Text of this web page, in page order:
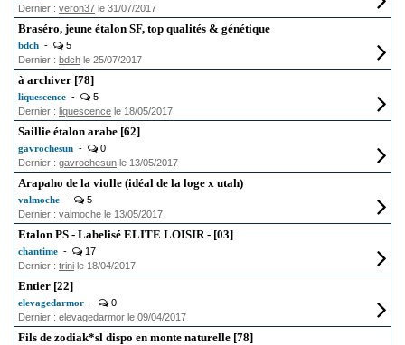
Dernier : veron37 le 31/07/2017
Braséro, jeune étalon SF, top qualités & génétique
bdch -
5
Dernier : bdch le 25/07/2017
à archiver [78]
liquescence -
5
Dernier : liquescence le 18/05/2017
Saillie étalon arabe [62]
gavrochesun -
0
Dernier : gavrochesun le 13/05/2017
Arapaho de la violle (idéal de la loge x utah)
valmoche -
5
Dernier : valmoche le 13/05/2017
Etalon PS - Labelisé ELITE LOISIR - [03]
chantime -
17
Dernier : trini le 18/04/2017
Entier [22]
elevagedarmor -
0
Dernier : elevagedarmor le 09/04/2017
Fils de zodiak*sl dispo en monte naturelle [78]